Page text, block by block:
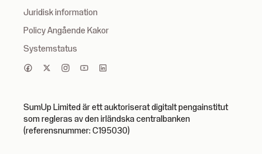
Juridisk information
Policy Angående Kakor
Systemstatus
SumUp Limited är ett auktoriserat digitalt pengainstitut
som regleras av den irländska centralbanken
(referensnummer: C195030)